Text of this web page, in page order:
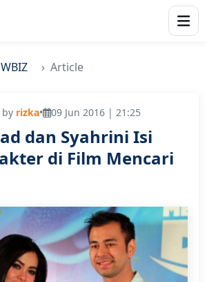
Article
by rizka• 09 Jun 2016 | 21:25
dan Syahrini Isi
di Film Mencari